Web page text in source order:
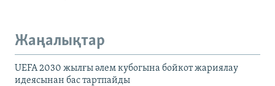
Жаңалықтар
UEFA 2030 жылғы әлем кубогына бойкот жариялау
идеясынан бас тартпайды